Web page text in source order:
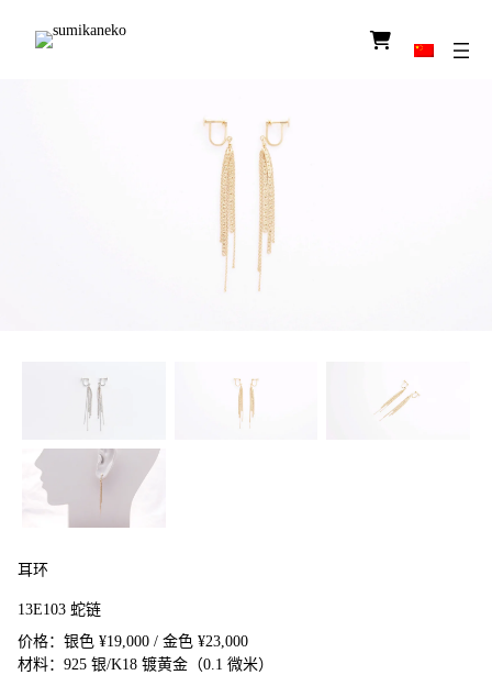
图
标
耳环
13E103 蛇链
价格：银色 ¥19,000 / 金色 ¥23,000
材料：925 银/K18 镀黄金（0.1 微米）